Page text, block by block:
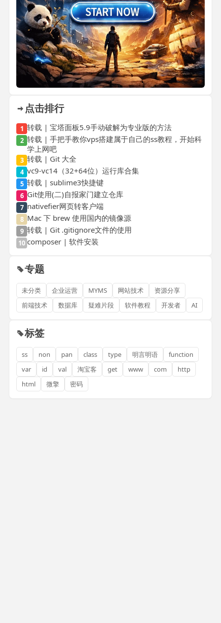
点击排行
1 转载 | 宝塔面板5.9手动破解为专业版的方法
2 转载 | 手把手教你vps搭建属于自己的ss教程，开始科
学上网吧
3 转载 | Git 大全
4 vc9-vc14（32+64位）运行库合集
5 转载 | sublime3快捷键
6 Git使用(二)自报家门建立仓库
7 nativefier网页转客户端
8 Mac 下 brew 使用国内的镜像源
9 转载 | Git .gitignore文件的使用
10 composer | 软件安装
专题
未分类 企业运营 MYMS 网站技术
资源分享
前端技术
数据库 疑难片段 软件教程 开发者 AI
标签
ss non pan class type 明言明语
function
var
id val 淘宝客 get www com
http
html
微擎 密码